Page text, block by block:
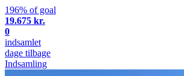
196% of goal
19.675 kr.
0
indsamlet
dage tilbage
Indsamling